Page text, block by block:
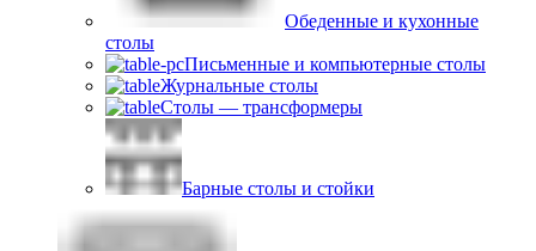
Обеденные и кухонные
столы
Письменные и компьютерные столы
Журнальные столы
Столы — трансформеры
Барные столы и стойки